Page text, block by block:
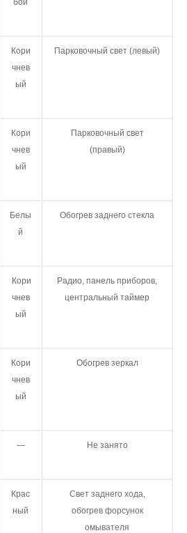
бой
Кори
чнев
ый
Парковочный свет (левый)
Кори
чнев
ый
Парковочный свет
(правый)
Белы
й
Обогрев заднего стекла
Кори
чнев
ый
Радио, панель приборов,
центральный таймер
Кори
чнев
ый
Обогрев зеркал
— Не занято
Крас
ный
Свет заднего хода,
обогрев форсунок
омывателя